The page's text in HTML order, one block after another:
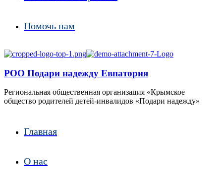
Помочь нам
РОО Подари надежду Евпатория
Региональная общественная организация «Крымское
общество родителей детей-инвалидов «Подари надежду»
Главная
О нас